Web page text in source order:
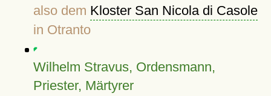
also dem Kloster San Nicola di Casole
in Otranto
Wilhelm Stravus, Ordensmann,
Priester, Märtyrer